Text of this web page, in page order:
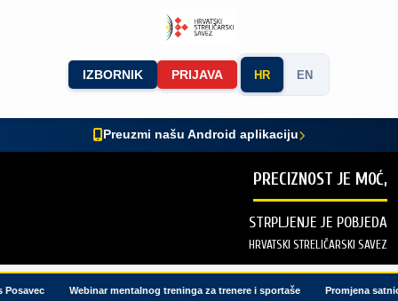
IZBORNIK PRIJAVA HR EN
Preuzmi našu Android aplikaciju
PRECIZNOST JE MOĆ,
STRPLJENJE JE POBJEDA
HRVATSKI STRELIČARSKI SAVEZ
Webinar mentalnog treninga za trenere i sportaše Promjena satnice